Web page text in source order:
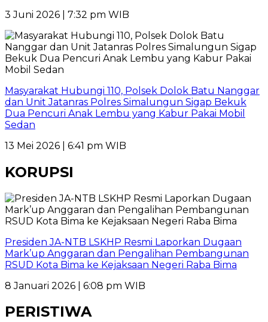
3 Juni 2026 | 7:32 pm WIB
Masyarakat Hubungi 110, Polsek Dolok Batu Nanggar
dan Unit Jatanras Polres Simalungun Sigap Bekuk
Dua Pencuri Anak Lembu yang Kabur Pakai Mobil
Sedan
13 Mei 2026 | 6:41 pm WIB
KORUPSI
Presiden JA-NTB LSKHP Resmi Laporkan Dugaan
Mark’up Anggaran dan Pengalihan Pembangunan
RSUD Kota Bima ke Kejaksaan Negeri Raba Bima
8 Januari 2026 | 6:08 pm WIB
PERISTIWA